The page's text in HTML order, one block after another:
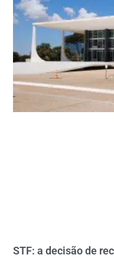
STF: a decisão de